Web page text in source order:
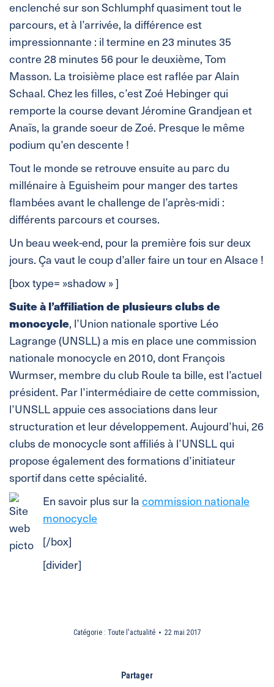
enclenché sur son Schlumphf quasiment tout le
parcours, et à l’arrivée, la différence est
impressionnante : il termine en 23 minutes 35
contre 28 minutes 56 pour le deuxième, Tom
Masson. La troisième place est raflée par Alain
Schaal. Chez les filles, c’est Zoé Hebinger qui
remporte la course devant Jéromine Grandjean et
Anaïs, la grande soeur de Zoé. Presque le même
podium qu’en descente !
Tout le monde se retrouve ensuite au parc du
millénaire à Eguisheim pour manger des tartes
flambées avant le challenge de l’après-midi :
différents parcours et courses.
Un beau week-end, pour la première fois sur deux
jours. Ça vaut le coup d’aller faire un tour en Alsace !
[box type= »shadow » ]
Suite à l’affiliation de plusieurs clubs de
monocycle, l’Union nationale sportive Léo
Lagrange (UNSLL) a mis en place une commission
nationale monocycle en 2010, dont François
Wurmser, membre du club Roule ta bille, est l’actuel
président. Par l’intermédiaire de cette commission,
l’UNSLL appuie ces associations dans leur
structuration et leur développement. Aujourd’hui, 26
clubs de monocycle sont affiliés à l’UNSLL qui
propose également des formations d’initiateur
sportif dans cette spécialité.
En savoir plus sur lacommission nationale
monocycle
[/box]
[divider]
Catégorie : Toute l'actualité 22 mai 2017
Partager